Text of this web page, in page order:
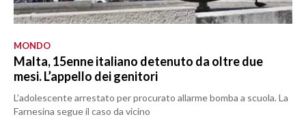
MONDO
Malta, 15enne italiano detenuto da oltre due
mesi. L’appello dei genitori
L’adolescente arrestato per procurato allarme bomba a scuola. La
Farnesina segue il caso da vicino